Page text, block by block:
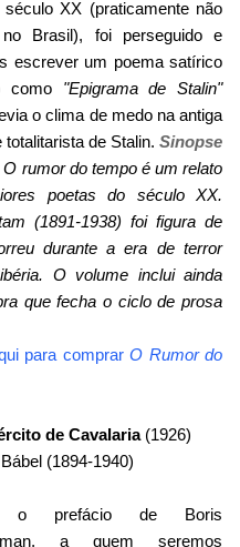
século XX (praticamente não
no Brasil), foi perseguido e
escrever um poema satírico
como "Epigrama de Stalin"
o clima de medo na antiga
de Stalin. Sinopse
rumor do tempo é um relato
poetas do século XX.
(1891-1938) foi figura de
durante a era de terror
O volume inclui ainda
que fecha o ciclo de prosa
para comprarO Rumor do
de Cavalaria(1926)
(1894-1940)
o prefácio de Boris
a quem seremos